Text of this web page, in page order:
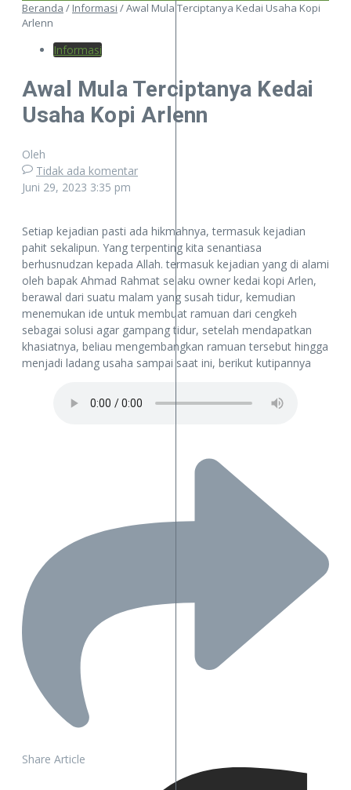
Beranda / Informasi /Awal Mula Terciptanya Kedai Usaha Kopi
Arlenn
Informasi
Awal Mula Terciptanya Kedai
Usaha Kopi Arlenn
Oleh
Tidak ada komentar
Juni 29, 2023 3:35 pm
Setiap kejadian pasti ada hikmahnya, termasuk kejadian
pahit sekalipun. Yang terpenting kita senantiasa
berhusnudzan kepada Allah. termasuk kejadian yang di alami
oleh bapak Ahmad Rahmat selaku owner kedai kopi Arlen,
berawal dari suatu malam yang susah tidur, kemudian
menemukan ide untuk membuat ramuan dari cengkeh
sebagai solusi agar gampang tidur, setelah mendapatkan
khasiatnya, beliau mengembangkan ramuan tersebut hingga
menjadi ladang usaha sampai saat ini, berikut kutipannya
Share Article